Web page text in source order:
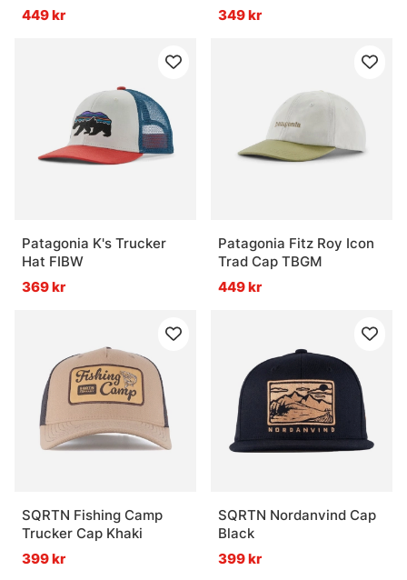
449 kr
349 kr
Patagonia K's Trucker
Hat FIBW
369 kr
Patagonia Fitz Roy Icon
Trad Cap TBGM
449 kr
SQRTN Fishing Camp
Trucker Cap Khaki
399 kr
SQRTN Nordanvind Cap
Black
399 kr